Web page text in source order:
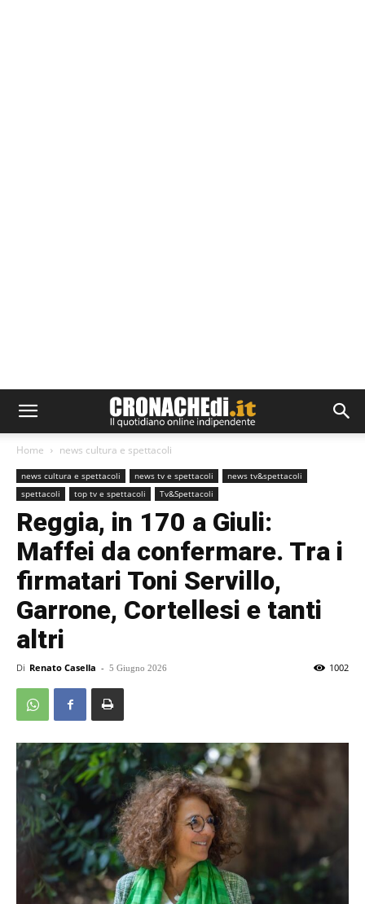
Home news cultura e spettacoli
news cultura e spettacoli news tv e spettacoli
news tv&spettacoli
spettacoli
top tv e spettacoli Tv&Spettacoli
Reggia, in 170 a Giuli:
Maffei da confermare. Tra i
firmatari Toni Servillo,
Garrone, Cortellesi e tanti
altri
Di Renato Casella - 5 Giugno 2026 1002